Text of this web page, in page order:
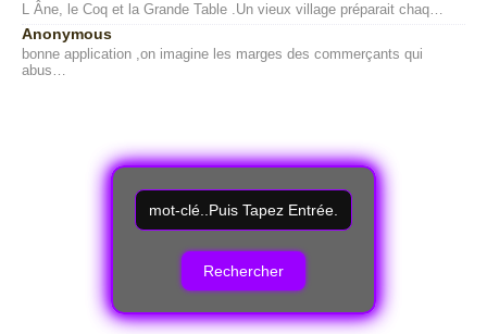
L Âne, le Coq et la Grande Table .Un vieux village préparait chaq…
Anonymous
bonne application ,on imagine les marges des commerçants qui
abus…
R
e
c